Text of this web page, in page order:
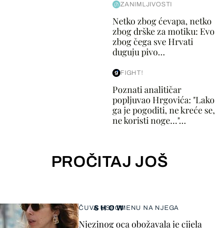
ZANIMLJIVOSTI
Netko zbog ćevapa, netko
zbog drške za motiku: Evo
zbog čega sve Hrvati
duguju pivo...
FIGHT!
Poznati analitičar
popljuvao Hrgovića: "Lako
ga je pogoditi, ne kreće se,
ne koristi noge..."...
PROČITAJ JOŠ
SHOW
ČUVA USPOMENU NA NJEGA
Njezinog oca obožavala je cijela